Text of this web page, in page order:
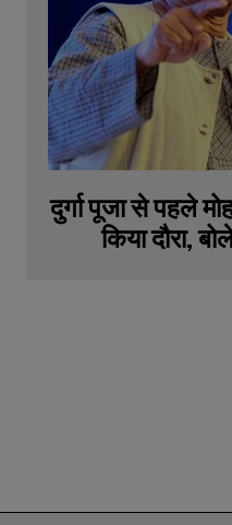
दुर्गा पूजा से पहले
किया दौरा,